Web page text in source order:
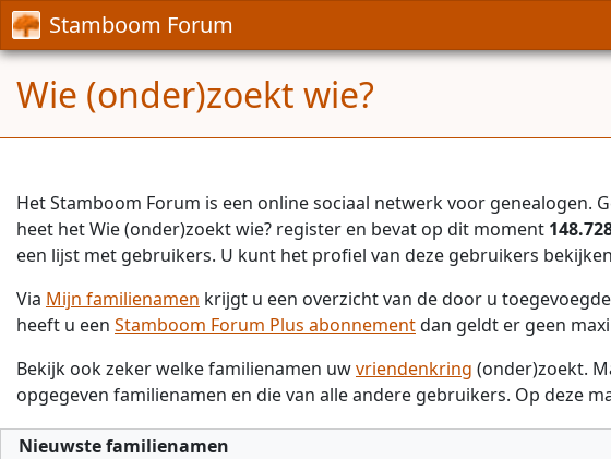
Stamboom Forum
Wie (onder)zoekt wie?
Het Stamboom Forum is een online sociaal netwerk voor
heet het Wie (onder)zoekt wie? register en bevat op dit moment
een lijst met gebruikers. U kunt het profiel van deze gebruikers
Via Mijn familienamen krijgt u een overzicht van de door u
heeft u een Stamboom Forum Plus abonnementdan geldt er geen
Bekijk ook zeker welke familienamen uwvriendenkring (onder)zoekt.
opgegeven familienamen en die van alle andere gebruikers. Op deze
Nieuwste familienamen